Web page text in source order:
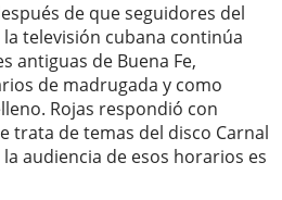
de que seguidores del
televisión cubana continúa
antiguas de Buena Fe,
de madrugada y como
Rojas respondió con
trata de temas del disco Carnal
audiencia de esos horarios es